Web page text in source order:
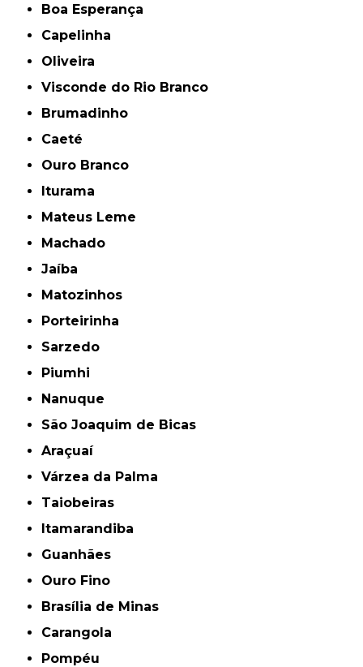
Boa Esperança
Capelinha
Oliveira
Visconde do Rio Branco
Brumadinho
Caeté
Ouro Branco
Iturama
Mateus Leme
Machado
Jaíba
Matozinhos
Porteirinha
Sarzedo
Piumhi
Nanuque
São Joaquim de Bicas
Araçuaí
Várzea da Palma
Taiobeiras
Itamarandiba
Guanhães
Ouro Fino
Brasília de Minas
Carangola
Pompéu